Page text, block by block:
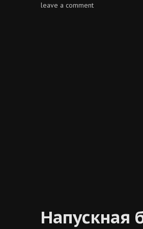
leave a commenton
Напускная